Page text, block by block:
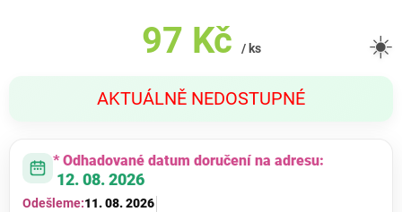
97 Kč / ks
cena:
AKTUÁLNĚ NEDOSTUPNÉ
☀️
* Odhadované datum doručení na adresu:
12. 08. 2026
Odešleme:11. 08. 2026